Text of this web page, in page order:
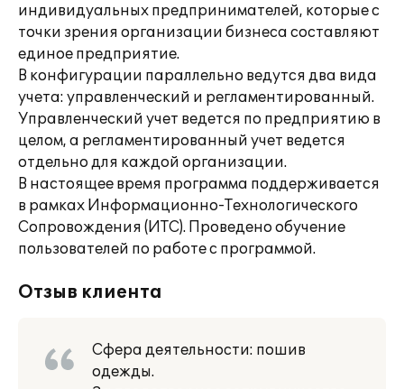
индивидуальных предпринимателей, которые с
точки зрения организации бизнеса составляют
единое предприятие.
В конфигурации параллельно ведутся два вида
учета: управленческий и регламентированный.
Управленческий учет ведется по предприятию в
целом, а регламентированный учет ведется
отдельно для каждой организации.
В настоящее время программа поддерживается
в рамках Информационно-Технологического
Сопровождения (ИТС). Проведено обучение
пользователей по работе с программой.
Отзыв клиента
Сфера деятельности: пошив
одежды.